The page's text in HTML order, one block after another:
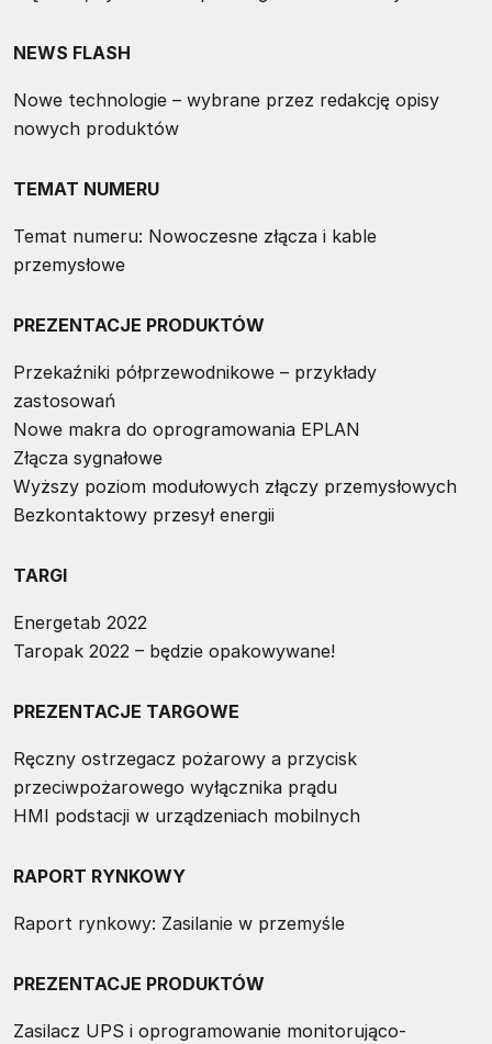
NEWS FLASH
Nowe technologie – wybrane przez redakcję opisy
nowych produktów
TEMAT NUMERU
Temat numeru: Nowoczesne złącza i kable
przemysłowe
PREZENTACJE PRODUKTÓW
Przekaźniki półprzewodnikowe – przykłady
zastosowań
Nowe makra do oprogramowania EPLAN
Złącza sygnałowe
Wyższy poziom modułowych złączy przemysłowych
Bezkontaktowy przesył energii
TARGI
Energetab 2022
Taropak 2022 – będzie opakowywane!
PREZENTACJE TARGOWE
Ręczny ostrzegacz pożarowy a przycisk
przeciwpożarowego wyłącznika prądu
HMI podstacji w urządzeniach mobilnych
RAPORT RYNKOWY
Raport rynkowy: Zasilanie w przemyśle
PREZENTACJE PRODUKTÓW
Zasilacz UPS i oprogramowanie monitorująco-